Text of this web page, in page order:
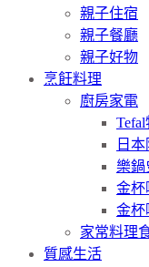
親子住宿
親子餐廳
親子好物
烹飪料理
廚房家電
日
樂鍋
金杯
金杯
家常料理
質感生活